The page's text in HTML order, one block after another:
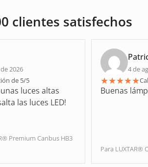
clientes satisfechos
2026
de 5/5
luces altas
las luces LED!
Premium Canbus HB3
4 de
★★★★★
Buenas
Para LUXTAR®